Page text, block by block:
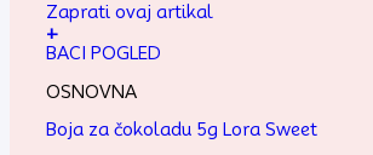
Zaprati ovaj artikal
+
BACI POGLED
OSNOVNA
Boja za čokoladu 5g Lora Sweet